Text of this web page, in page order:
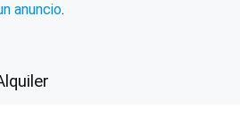
anuncio.